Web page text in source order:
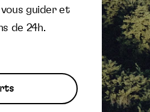
guider et
de 24h.